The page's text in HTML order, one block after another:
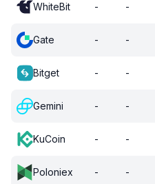
WhiteBit - -
Gate - -
Bitget - -
Gemini - -
KuCoin - -
Poloniex - -